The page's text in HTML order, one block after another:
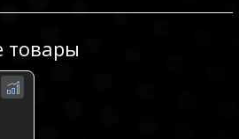
товары